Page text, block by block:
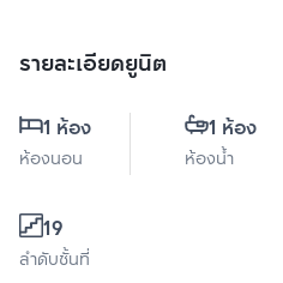
รายละเอียดยูนิต
1 ห้อง
ห้องนอน
1 ห้อง
ห้องน้ำ
19
ลำดับชั้นที่